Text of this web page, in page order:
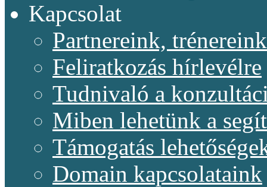
Kapcsolat
Partnereink, trénereink
Feliratkozás hírlevélre
Tudnivaló a
Miben lehetünk a
Támogatás
Domain kapcsolataink